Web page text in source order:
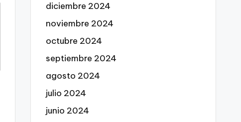
diciembre 2024
noviembre 2024
octubre 2024
septiembre 2024
agosto 2024
julio 2024
junio 2024